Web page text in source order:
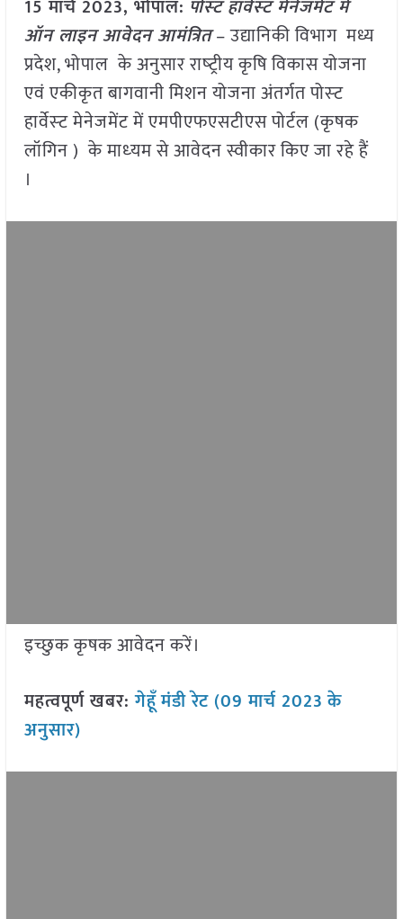
15 मार्च 2023, भोपाल: पोस्‍ट हार्वेस्‍ट मेनेजमेंट में
ऑन लाइन आवेदन आमंत्रित– उद्यानिकी विभाग मध्य
प्रदेश, भोपाल के अनुसार राष्‍ट्रीय कृषि विकास योजना
एवं एकीकृत बागवानी मिशन योजना अंतर्गत पोस्‍ट
हार्वेस्‍ट मेनेजमेंट में एमपीएफएसटीएस पोर्टल (कृषक
लॉगिन ) के माध्‍यम से आवेदन स्वीकार किए जा रहे हैं
।
इच्छुक कृषक आवेदन करें।
महत्वपूर्ण खबर:गेहूँमंडी रेट (09 मार्च 2023के
अनुसार)